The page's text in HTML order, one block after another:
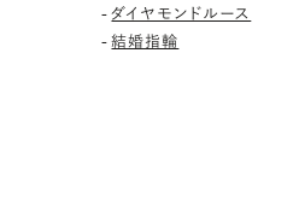
-ダイヤモンドルース
-結婚指輪